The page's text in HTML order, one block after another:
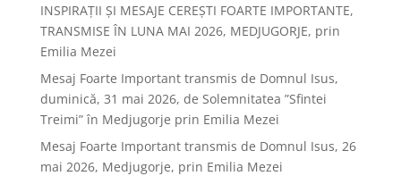
INSPIRAȚII ȘI MESAJE CEREȘTI FOARTE IMPORTANTE,
TRANSMISE ÎN LUNA MAI 2026, MEDJUGORJE, prin
Emilia Mezei
Mesaj Foarte Important transmis de Domnul Isus,
duminică, 31 mai 2026, de Solemnitatea ”Sfintei
Treimi” în Medjugorje prin Emilia Mezei
Mesaj Foarte Important transmis de Domnul Isus, 26
mai 2026, Medjugorje, prin Emilia Mezei